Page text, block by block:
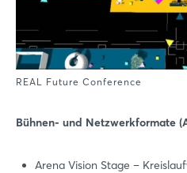
REAL Future Conference
Bühnen- und Netzwerkformate
Arena Vision Stage –